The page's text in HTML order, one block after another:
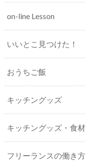
on-line Lesson
いいとこ見つけた！
おうちご飯
キッチングッズ
キッチングッズ・食材
フリーランスの働き方